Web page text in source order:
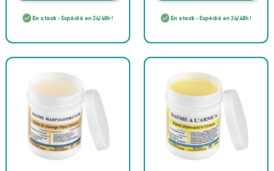
En stock- Expédié en 24/48h ! En stock - Expédié en 24/48h !